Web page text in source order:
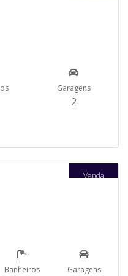
Garagens
2
Venda
Banheiros Garagens